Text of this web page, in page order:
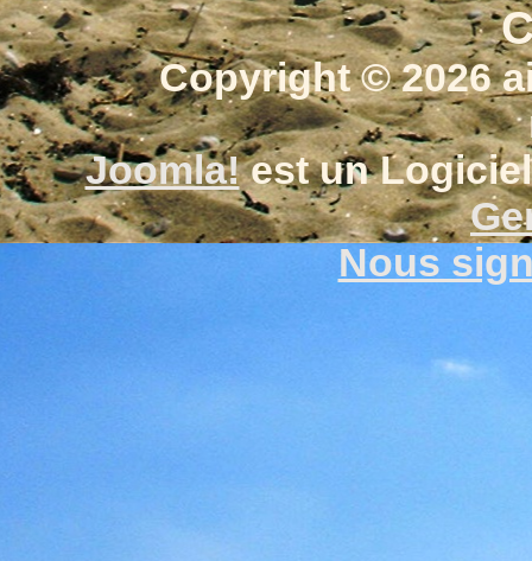
Copyright © 2026
Joomla!est un
Nous